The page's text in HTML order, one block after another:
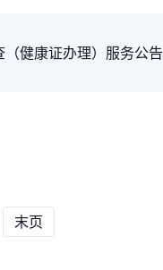
健康证办理）服务公告
末页